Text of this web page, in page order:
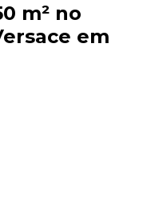
m² no
em